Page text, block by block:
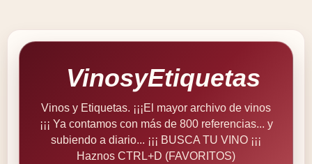
VinosyEtiquetas
Vinos y Etiquetas. ¡¡¡El mayor archivo de vinos
¡¡¡ Ya contamos con más de 800 referencias... y
subiendo a diario... ¡¡¡ BUSCA TU VINO ¡¡¡
Haznos CTRL+D (FAVORITOS)